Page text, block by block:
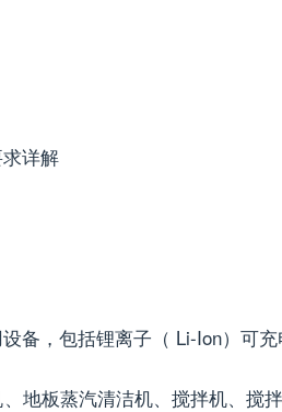
详解
备，包括锂离子（ Li-Ion）可
地板蒸汽清洁机、搅拌机、